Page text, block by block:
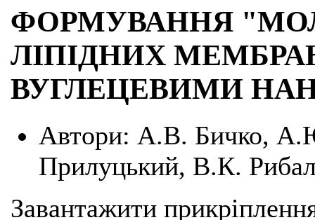
ФОРМУВАННЯ
ЛІПІДНИХ
ВУГЛЕЦЕВИМИ
Автори: А.В. Бичко,
Прилуцький, В.К.
Завантажити